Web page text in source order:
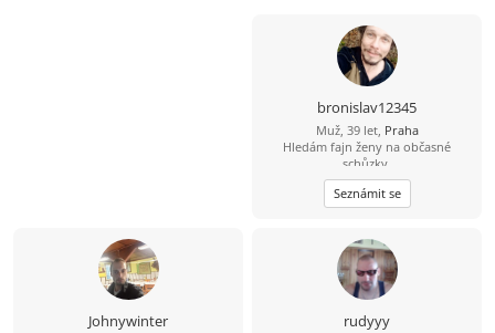
bronislav12345
Muž, 39 let, Praha
Hledám fajn ženy na občasné
schůzky.
Seznámit se
Johnywinter rudyyy